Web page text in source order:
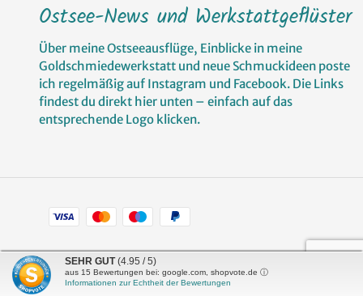
Ostsee-News und Werkstattgeflüster
Über meine Ostseeausflüge, Einblicke in meine
Goldschmiedewerkstatt und neue Schmuckideen poste
ich regelmäßig auf Instagram und Facebook. Die Links
findest du direkt hier unten – einfach auf das
entsprechende Logo klicken.
Zahlungsarten
FacebookPinterestInstagram
Shop erstellt mit Besuche uns auch auf lieber-
SEHR GUT (4.95 / 5)
aus 15 Bewertungen bei: google.com, shopvote.de ⓘ
Informationen zur Echtheit der Bewertungen